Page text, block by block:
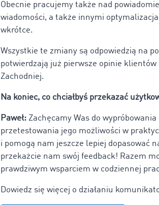
Obecnie pracujemy także nad
wiadomości, a także innymi
wkrótce.
Wszystkie te zmiany są odpowiedzią na
potwierdzają już pierwsze opinie
Zachodniej.
Na koniec, co chciałbyś przekazać
Paweł: Zachęcamy Was do
przetestowania jego możliwości w
i pomogą nam jeszcze lepiej dopasować
przekażcie nam swój feedback! Razem
prawdziwym wsparciem w codziennej
Dowiedz się więcej o działaniu